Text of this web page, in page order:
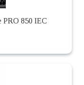
PRO 850 IEC